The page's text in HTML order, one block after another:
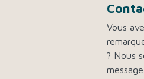
Vous
? Nous
message.